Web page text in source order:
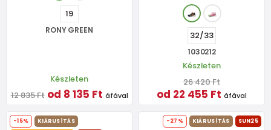
19
RONY GREEN
Készleten
12 835 Ft od 8 135 Ft áfával
32/33
1030212
Készleten
26 420 Ft
od 22 455 Ft áfával
-15%
KIÁRUSÍTÁS
-27% KIÁRUSÍTÁS SUN25